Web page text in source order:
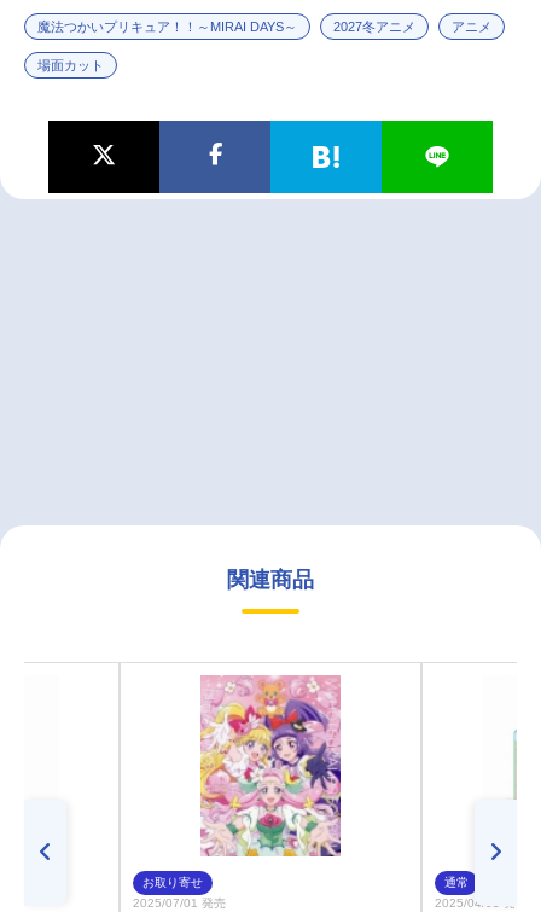
魔法つかいプリキュア！！～MIRAI DAYS～ 2027冬アニメ アニメ
場面カット
関連商品
お取り寄せ
2025/07/01 発売
通常
2025/04/05 発売